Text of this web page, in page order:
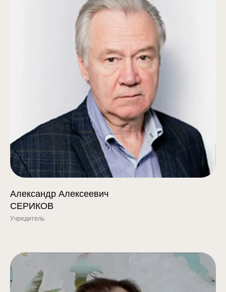
Александр Алексеевич
СЕРИКОВ
Учредитель